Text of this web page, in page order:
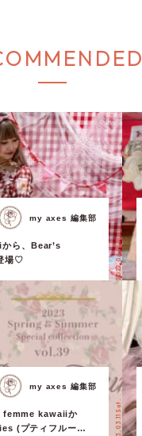
ら、Bear’s
場♡
2022.06.13 Mon.
my axes 編集部
femme kawaiiか
(プティフルール
2023.03.11 Sat.
my axes 編集部